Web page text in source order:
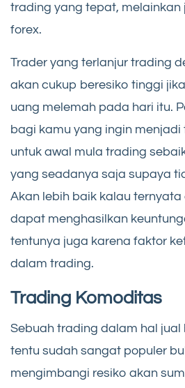
trading yang tepat,
forex.
Trader yang terlanjur trading
akan cukup beresiko tinggi
uang melemah pada hari itu.
bagi kamu yang ingin
untuk awal mula trading
yang seadanya saja supaya
Akan lebih baik kalau
dapat menghasilkan
tentunya juga karena faktor
dalam trading.
Trading Komoditas
Sebuah trading dalam hal
tentu sudah sangat populer
mengimbangi resiko akan